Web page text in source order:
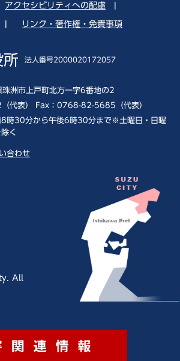
アクセシビリティへの配慮
リンク・著作権・免責事項
所 法人番号2000020172057
洲市上戸町北方一字6番地の2
代表） Fax：0768-82-5685（代表）
8時30分から午後6時30分まで※土曜日・日曜
く
合わせ
All